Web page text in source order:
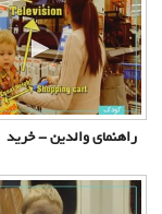
راهنمای والدین - خرید